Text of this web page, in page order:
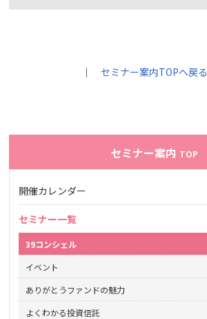
｜セミナー案内TOPへ戻る
セミナー案内 TOP
開催カレンダー
セミナー一覧
39コンシェル
イベント
ありがとうファンドの魅力
よくわかる投資信託